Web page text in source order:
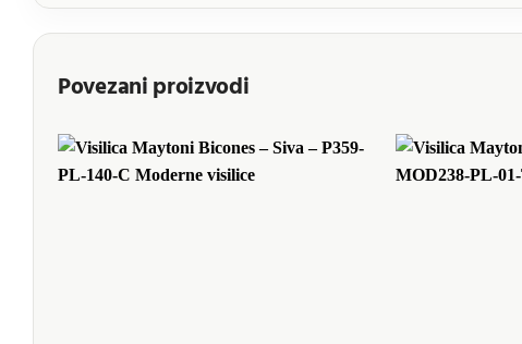
Povezani proizvodi